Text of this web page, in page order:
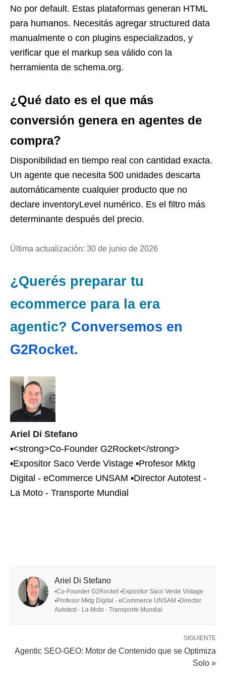
No por default. Estas plataformas generan HTML
para humanos. Necesitás agregar structured data
manualmente o con plugins especializados, y
verificar que el markup sea válido con la
herramienta de schema.org.
¿Qué dato es el que más
conversión genera en agentes de
compra?
Disponibilidad en tiempo real con cantidad exacta.
Un agente que necesita 500 unidades descarta
automáticamente cualquier producto que no
declare inventoryLevel numérico. Es el filtro más
determinante después del precio.
Última actualización: 30 de junio de 2026
¿Querés preparar tu
ecommerce para la era
agentic? Conversemos en
G2Rocket.
Ariel Di Stefano
▪<strong>Co-Founder G2Rocket</strong>
▪Expositor Saco Verde Vistage ▪Profesor Mktg
Digital - eCommerce UNSAM ▪Director Autotest -
La Moto - Transporte Mundial
Ariel Di Stefano
▪Co-Founder G2Rocket ▪Expositor Saco Verde Vistage
▪Profesor Mktg Digital - eCommerce UNSAM ▪Director
Autotest - La Moto - Transporte Mundial
SIGUIENTE
Agentic SEO-GEO: Motor de Contenido que se Optimiza
Solo »